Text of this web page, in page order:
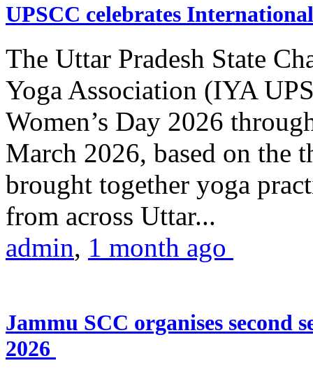
UPSCC celebrates
The Uttar Pradesh State
Yoga Association (IYA
Women’s Day 2026
March 2026, based on the
brought together yoga
from across Uttar...
admin, 1 month ago
Jammu SCC organises second
2026